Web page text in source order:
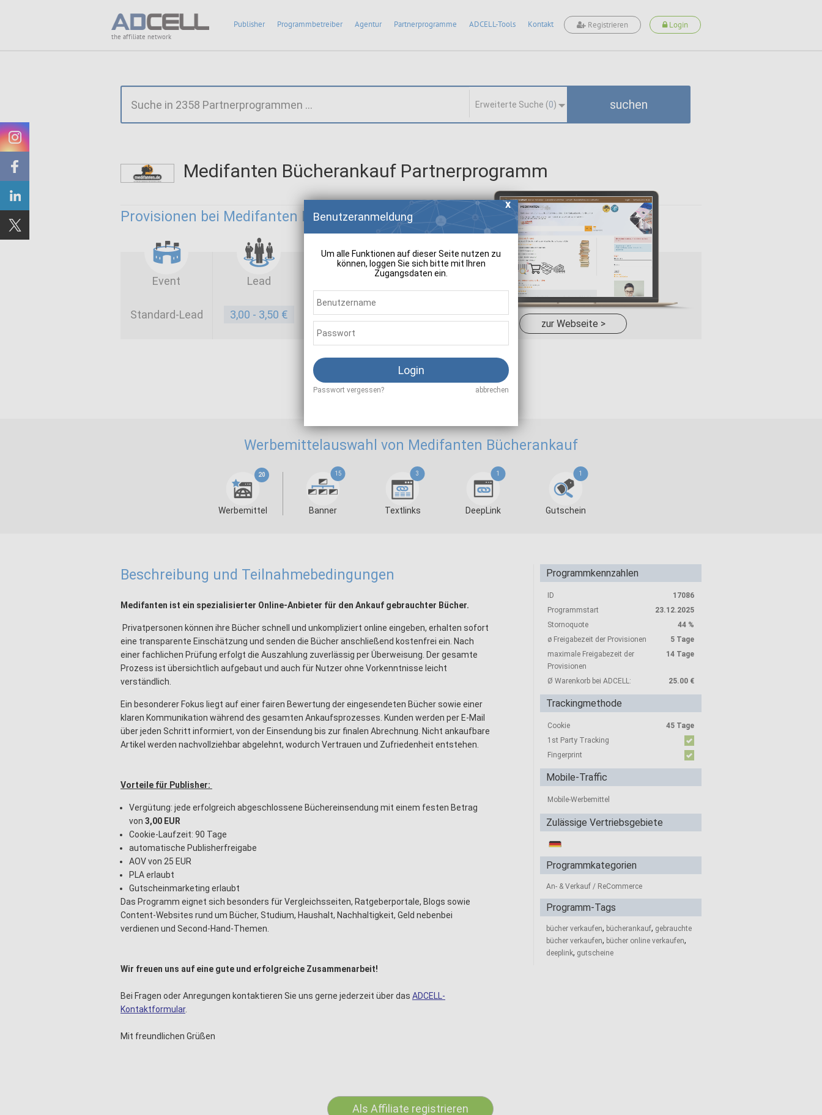
the affiliate network
Publisher Programmbetreiber Agentur Partnerprogramme ADCELL-Tools Kontakt Registrieren Login
Erweiterte Suche (0) suchen
Medifanten Bücherankauf Partnerprogramm
Provisionen bei Medifanten Bücherankauf:
Event Lead
Standard-Lead 3,00 - 3,50 € -
zur Webseite >
Als Affiliate registrieren
Werbemittelauswahl von Medifanten Bücherankauf
20
Werbemittel
15
Banner
3
Textlinks
1
DeepLink
1
Gutschein
Beschreibung und Teilnahmebedingungen
Medifanten ist ein spezialisierter Online-Anbieter für den Ankauf gebrauchter Bücher.
Privatpersonen können ihre Bücher schnell und unkompliziert online eingeben, erhalten sofort
eine transparente Einschätzung und senden die Bücher anschließend kostenfrei ein. Nach
einer fachlichen Prüfung erfolgt die Auszahlung zuverlässig per Überweisung. Der gesamte
Prozess ist übersichtlich aufgebaut und auch für Nutzer ohne Vorkenntnisse leicht
verständlich.
Ein besonderer Fokus liegt auf einer fairen Bewertung der eingesendeten Bücher sowie einer
klaren Kommunikation während des gesamten Ankaufsprozesses. Kunden werden per E-Mail
über jeden Schritt informiert, von der Einsendung bis zur finalen Abrechnung. Nicht ankaufbare
Artikel werden nachvollziehbar abgelehnt, wodurch Vertrauen und Zufriedenheit entstehen.
Vorteile für Publisher:
Vergütung: jede erfolgreich abgeschlossene Büchereinsendung mit einem festen Betrag
von 3,00 EUR
Cookie-Laufzeit: 90 Tage
automatische Publisherfreigabe
AOV von 25 EUR
PLA erlaubt
Gutscheinmarketing erlaubt
Das Programm eignet sich besonders für Vergleichsseiten, Ratgeberportale, Blogs sowie
Content-Websites rund um Bücher, Studium, Haushalt, Nachhaltigkeit, Geld nebenbei
verdienen und Second-Hand-Themen.
Wir freuen uns auf eine gute und erfolgreiche Zusammenarbeit!
Bei Fragen oder Anregungen kontaktieren Sie uns gerne jederzeit über das ADCELL-
Kontaktformular.
Mit freundlichen Grüßen
Programmkennzahlen
ID
17086
Programmstart
23.12.2025
Stornoquote
44 %
ø Freigabezeit der Provisionen
5 Tage
maximale Freigabezeit der
Provisionen
14 Tage
Ø Warenkorb bei ADCELL: 25.00 €
Trackingmethode
Cookie
45 Tage
1st Party Tracking
Fingerprint
Mobile-Traffic
Mobile-Werbemittel
Zulässige Vertriebsgebiete
Programmkategorien
An- & Verkauf / ReCommerce
Programm-Tags
bücher verkaufen, bücherankauf, gebrauchte
bücher verkaufen, bücher online verkaufen,
deeplink, gutscheine
Als Affiliate registrieren
Benutzeranmeldung
Um alle Funktionen auf dieser Seite nutzen zu
können, loggen Sie sich bitte mit Ihren
Zugangsdaten ein.
Login
Passwort vergessen? abbrechen